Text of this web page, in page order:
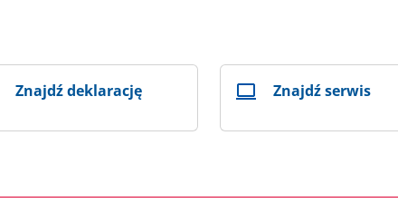
Znajdź deklarację Znajdź serwis